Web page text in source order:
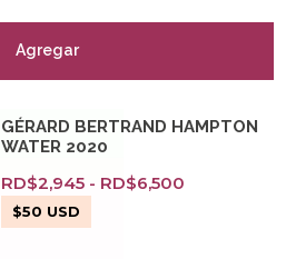
Agregar
GÉRARD BERTRAND HAMPTON
WATER 2020
RD$2,945 - RD$6,500
$50 USD